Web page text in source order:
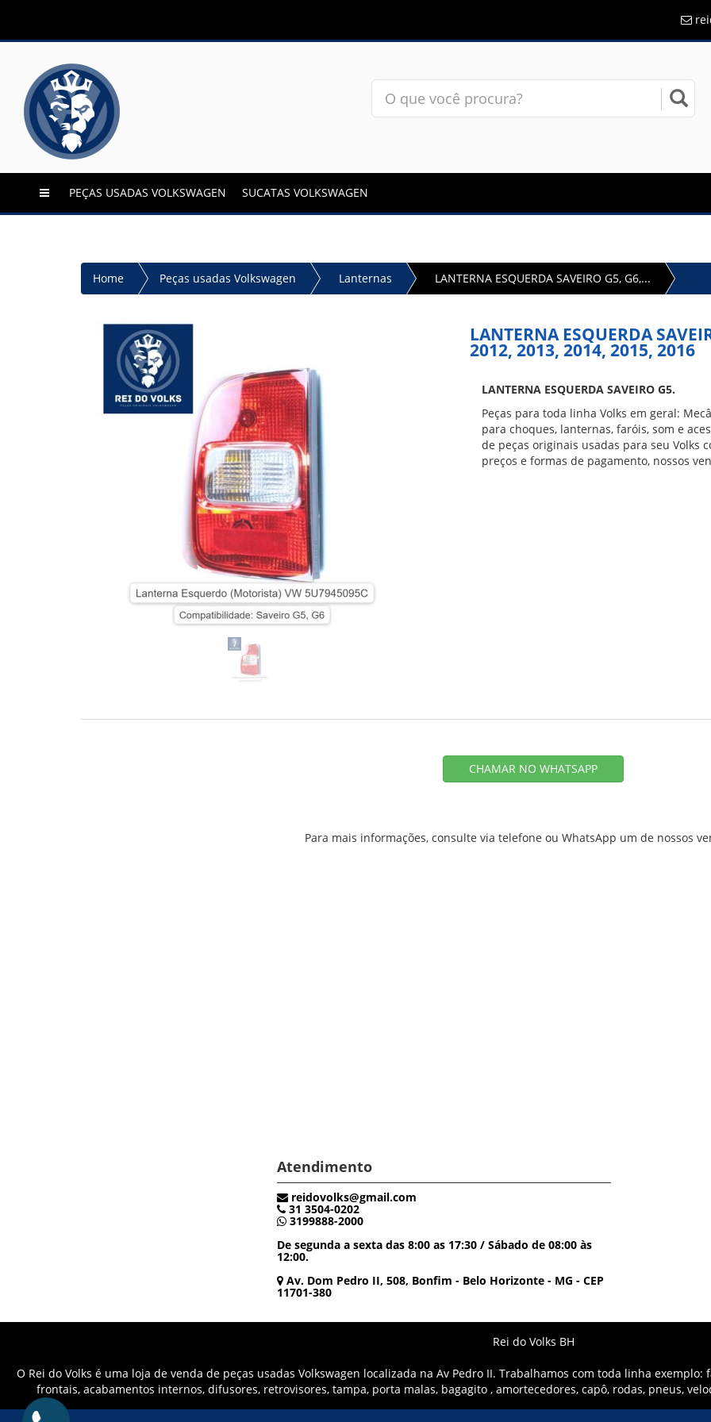
PEÇAS USADAS VOLKSWAGEN SUCATAS VOLKSWAGEN
Home Peças usadas Volkswagen Lanternas LANTERNA ESQUERDA SAVEIRO G5, G6,...
LANTERNA ESQUERDA
2012, 2013, 2014, 2015, 2016
LANTERNA ESQUERDA SAVEIRO G5.
Peças para toda linha Volks em geral:
para choques, lanternas, faróis, som e
de peças originais usadas para seu Volks
preços e formas de pagamento, nossos
CHAMAR NO WHATSAPP
Para mais informações, consulte via telefone ou WhatsApp um de nossos
Atendimento
reidovolks@gmail.com
31 3504-0202
3199888-2000
De segunda a sexta das 8:00 as 17:30 / Sábado de 08:00 às
12:00.
Av. Dom Pedro II, 508, Bonfim - Belo Horizonte - MG - CEP
11701-380
Rei do Volks BH
O Rei do Volks é uma loja de venda de peças usadas Volkswagen localizada na Av Pedro II. Trabalhamos com toda linha
frontais, acabamentos internos, difusores, retrovisores, tampa, porta malas, bagagito , amortecedores, capô, rodas, pneus,